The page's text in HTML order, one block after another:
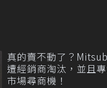
真的賣不動了？
遭經銷商淘汰，並且
市場尋商機！